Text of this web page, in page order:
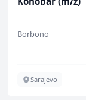
Borbono
Sarajevo